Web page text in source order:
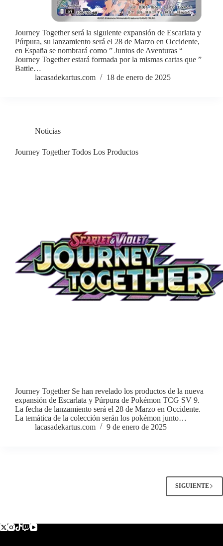
Journey Together será la siguiente expansión de Escarlata y
Púrpura, su lanzamiento será el 28 de Marzo en Occidente,
en España se nombrará como ” Juntos de Aventuras “
Journey Together estará formada por la mismas cartas que ”
Battle…
lacasadekartus.com
18 de enero de 2025
Noticias
Journey Together Todos Los Productos
Journey Together Se han revelado los productos de la nueva
expansión de Escarlata y Púrpura de Pokémon TCG SV 9.
La fecha de lanzamiento será el 28 de Marzo en Occidente.
La temática de la colección serán los pokémon junto…
lacasadekartus.com
9 de enero de 2025
SIGUIENTE